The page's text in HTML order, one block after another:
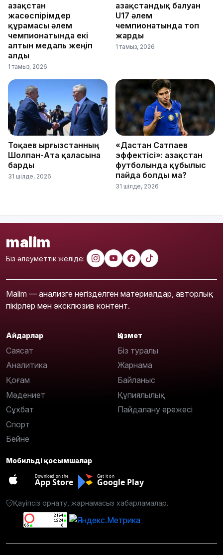
Қазақстан
жасөспірімдер
құрамасы әлем
чемпионатында екі
алтын медаль жеңіп
алды
1 тамыз, 2026
Қазақстандық балуан
U17 әлем
чемпионатында топ
жарды
1 тамыз, 2026
Тоқаев Қырғызстанның
Шолпан-Ата қаласына
барды
31 шілде, 2026
«Дастан Сатпаев
эффектісі»: Қазақстан
футболында құбылыс
пайда болды ма?
31 шілде, 2026
malim
Біз әлеуметтік желіде:
Malim — анализге негізделген материалдар, авторлық
пікірлер мен эксклюзив контент.
Айдарлар
Саясат
Аналитика
Қоғам
Мәдениет
Сұхбат
Спорт
Бейне
Қызмет
Біз туралы
Жарнама
Байланыс
Құпиялылық
Пайдалану ережесі
Мобильді қосымшалар
Download on the
App Store
Get it on
Google Play
Қауіпсіз орнату, жарнамасыз хабарламалар.